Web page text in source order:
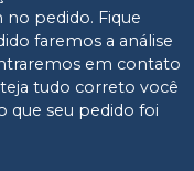
no pedido. Fique
faremos a análise
em contato
tudo correto você
que seu pedido foi